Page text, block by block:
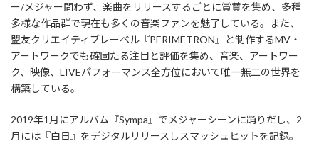
ー/メジャー問わず、楽曲をリリースするごとに賞賛を集め、多種
多様な作品群で現在も多くの音楽ファンを魅了している。また、
盟友クリエイティブレーベル『PERIMETRON』と制作するMV・
アートワークでも確固たる注目と評価を集め、音楽、アートワー
ク、映像、LIVEパフォーマンス全方位において唯一無二の世界を
構築している。
2019年1月にアルバム『Sympa』でメジャーシーンに踊りだし、2
月には『白日』をデジタルリリースしスマッシュヒットを記録。